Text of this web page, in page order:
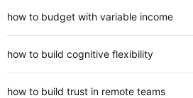
how to budget with variable income
how to build cognitive flexibility
how to build trust in remote teams